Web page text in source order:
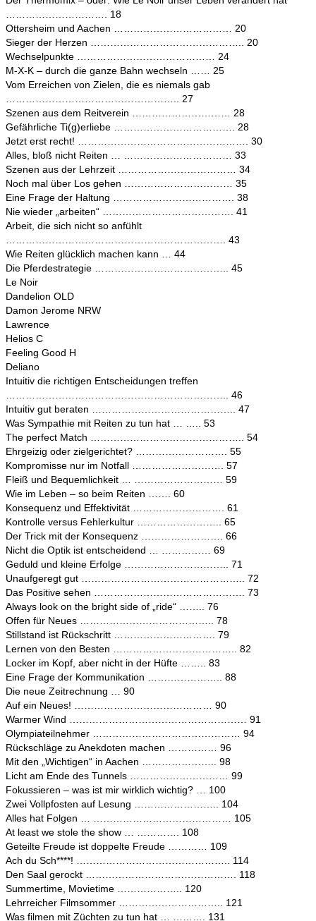
…………………………. 18
Ottersheim und Aachen ……………………………… 20
Sieger der Herzen ……………………………………….. 20
Wechselpunkte …………………………………… 24
M-X-K – durch die ganze Bahn wechseln …… 25
Vom Erreichen von Zielen, die es niemals gab
…………………………………………….. 27
Szenen aus dem Reitverein ………………………… 28
Gefährliche Ti(g)erliebe ………………………………. 28
Jetzt erst recht! ……………………………………………. 30
Alles, bloß nicht Reiten … …………………………… 33
Szenen aus der Lehrzeit ……………………………… 34
Noch mal über Los gehen …………………………… 35
Eine Frage der Haltung ………………………………. 38
Nie wieder „arbeiten“ …………………………………. 41
Arbeit, die sich nicht so anfühlt
…………………………………………………………. 43
Wie Reiten glücklich machen kann … 44
Die Pferdestrategie ………………………………….. 45
Le Noir
Dandelion OLD
Damon Jerome NRW
Lawrence
Helios C
Feeling Good H
Deliano
Intuitiv die richtigen Entscheidungen treffen
………………………………………………………….. 46
Intuitiv gut beraten …………………………………….. 47
Was Sympathie mit Reiten zu tun hat … ….. 53
The perfect Match ……………………………………….. 54
Ehrgeizig oder zielgerichtet? ………………………. 55
Kompromisse nur im Notfall ………………………. 57
Fleiß und Bequemlichkeit … ……………………… 59
Wie im Leben – so beim Reiten ……. 60
Konsequenz und Effektivität ………………………. 61
Kontrolle versus Fehlerkultur …………………….. 65
Der Trick mit der Konsequenz ……………………. 66
Nicht die Optik ist entscheidend … …………… 69
Geduld und kleine Erfolge ………………………….. 71
Unaufgeregt gut ………………………………………….. 72
Das Positive sehen ………………………………………. 73
Always look on the bright side of „ride“ …….. 76
Offen für Neues ………………………………….. 78
Stillstand ist Rückschritt …………………………. 79
Lernen von den Besten ……………………………….. 82
Locker im Kopf, aber nicht in der Hüfte …….. 83
Eine Frage der Kommunikation ………………….. 88
Die neue Zeitrechnung … 90
Auf ein Neues! …………………………………… 90
Warmer Wind ……………………………………………… 91
Olympiateilnehmer ……………………………………… 94
Rückschläge zu Anekdoten machen …………… 96
Mit den „Wichtigen“ in Aachen ………………….. 98
Licht am Ende des Tunnels ………………………… 99
Fokussieren – was ist mir wirklich wichtig? … 100
Zwei Vollpfosten auf Lesung …………………….. 104
Alles hat Folgen … …………………………………… 105
At least we stole the show … …………. 108
Geteilte Freude ist doppelte Freude ………… 109
Ach du Sch****! ……………………………………….. 114
Den Saal gerockt ………………………………………. 118
Summertime, Movietime ……………….. 120
Lehrreicher Filmsommer ………………………….. 121
Was filmen mit Züchten zu tun hat … ………. 131